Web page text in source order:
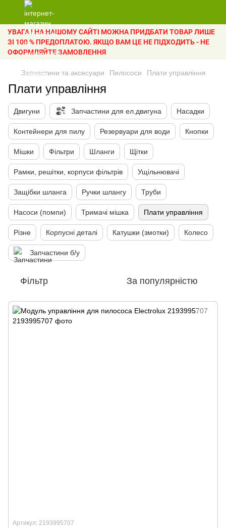
УВАГА ! НА НАШОМУ САЙТІ МОЖНА ПРИДБАТИ ТОВАР ЛИШЕ
ЗІ 100 % ПРЕДОПЛАТОЮ. ЯКЩО ВАМ ЦЕ НЕ ПІДХОДИТЬ - НЕ
ОФОРМЛЯЙТЕ ЗАМОВЛЕННЯ
Запчастини та аксесуари Пилососи Плати управління
Плати управління
Двигуни Запчастини для ел.двигуна Насадки
Контейнери для пилу Резервуари для води Кнопки
Мішки Фільтри Шланги Щітки
Рамки, решітки, корпуси фільтрів Ущільнювачі
Защібки шланга Ручки шлангу Труби
Насоси (помпи) Тримачі мішка Плати управління
Різне Корпусні деталі Катушки (змотки) Колесо
Запчастини б/у
Фільтр За популярністю
Артикул: 2193995707